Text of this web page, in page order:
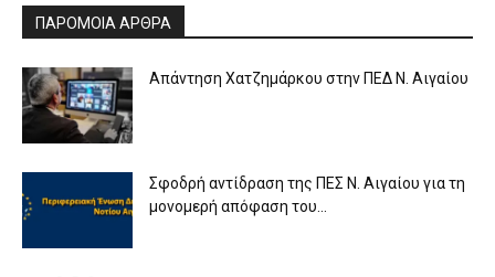
ΠΑΡΟΜΟΙΑ ΑΡΘΡΑ
Απάντηση Χατζημάρκου στην ΠΕΔ Ν. Αιγαίου
Σφοδρή αντίδραση της ΠΕΣ Ν. Αιγαίου για τη
μονομερή απόφαση του...